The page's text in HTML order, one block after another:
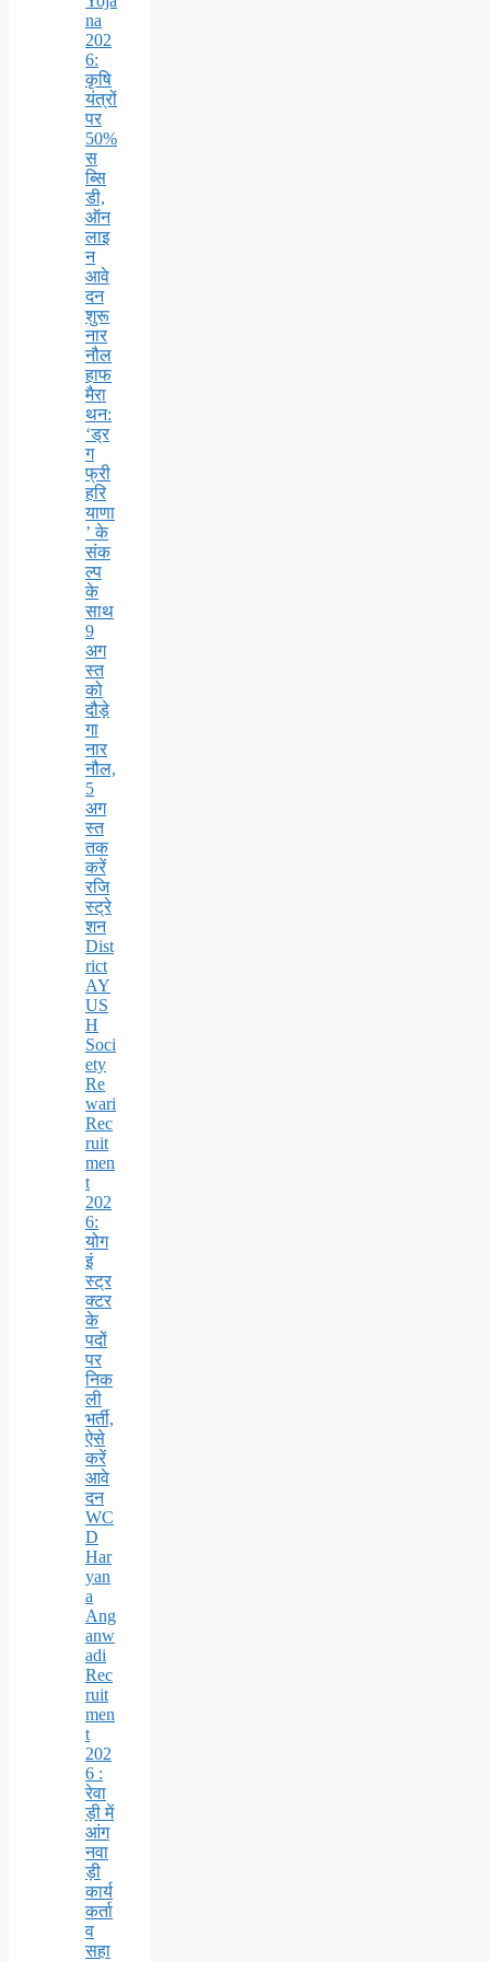
na
202
6:
कृषि
यंत्रों
पर
50%
स
ब्सि
डी,
ऑन
लाइ
न
आवे
दन
शुरू
नार
नौल
हाफ
मैरा
थन:
‘ड्र
ग
फ्री
हरि
याणा
’ के
संक
ल्प
के
साथ
9
अग
स्त
को
दौड़े
गा
नार
नौल,
5
अग
स्त
तक
करें
रजि
स्ट्रे
शन
Dist
rict
AY
US
H
Soci
ety
Re
wari
Rec
ruit
men
t
202
6:
योग
इं
स्ट्र
क्टर
के
पदों
पर
निक
ली
भर्ती,
ऐसे
करें
आवे
दन
WC
D
Har
yan
a
Ang
anw
adi
Rec
ruit
men
t
202
6 :
रेवा
ड़ी में
आंग
नवा
ड़ी
कार्य
कर्ता
व
सहा